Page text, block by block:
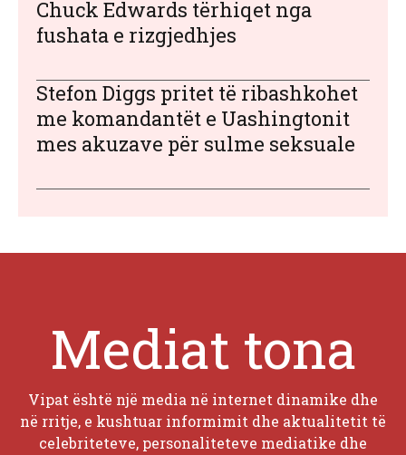
Chuck Edwards tërhiqet nga
fushata e rizgjedhjes
Stefon Diggs pritet të ribashkohet
me komandantët e Uashingtonit
mes akuzave për sulme seksuale
Mediat tona
Vipat është një media në internet dinamike dhe
në rritje, e kushtuar informimit dhe aktualitetit të
celebriteteve, personaliteteve mediatike dhe